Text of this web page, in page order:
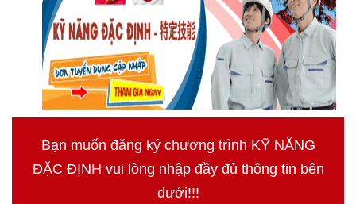
Bạn muốn đăng ký chương trình KỸ NĂNG
ĐẶC ĐỊNH vui lòng nhập đầy đủ thông tin bên
dưới!!!